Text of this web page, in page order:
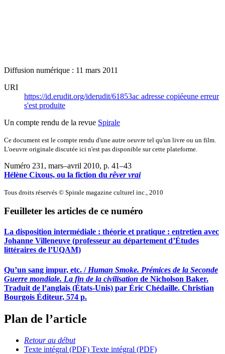
Diffusion numérique : 11 mars 2011
URI
https://id.erudit.org/iderudit/61853ac adresse copiéeune erreur
s'est produite
Un compte rendu de la revue Spirale
Ce document est le compte rendu d'une autre oeuvre tel qu'un livre ou un film.
L'oeuvre originale discutée ici n'est pas disponible sur cette plateforme.
Numéro 231, mars–avril 2010, p. 41–43
Hélène Cixous, ou la fiction du rêver vrai
Tous droits réservés © Spirale magazine culturel inc., 2010
Feuilleter les articles de ce numéro
La disposition intermédiale : théorie et pratique : entretien avec
Johanne Villeneuve (professeur au département d’Études
littéraires de l’UQAM)
Qu’un sang impur, etc. / Human Smoke. Prémices de la Seconde
Guerre mondiale. La fin de la civilisation de Nicholson Baker.
Traduit de l’anglais (États-Unis) par Éric Chédaille. Christian
Bourgois Éditeur, 574 p.
Plan de l’article
Retour au début
Texte intégral (PDF) Texte intégral (PDF)